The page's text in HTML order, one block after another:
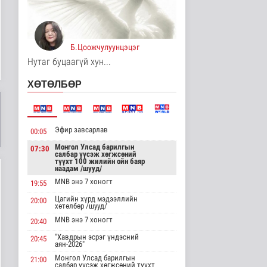
Явуулын төрийн
үйлчилгээгээр иргэд
жолооны болон..
Нийгэм
9 цаг 10 минутын өмнө
шин..
Танин мэдэхүй
9 цаг 21 минутын өмнө
зөвлөлийн даргаар
Н.Монсор д..
Нийгэм
9 цаг 25 минутын өмнө
АНУ полисиликон
бүтээгдэхүүнд 15
хувийн тариф но..
10 цаг 30 минутын өмнө
Торгоны замын цуваа
Б.Цоожчулуунцэцэг
Нутаг буцаагүй хун...
ХӨТӨЛБӨР
00:05 Эфир завсарлав
07:30
Монгол Улсад барилгын
салбар үүсэж хөгжсөний
түүхт 100 жилийн ойн баяр
наадам /шууд/
19:55
MNB энэ 7 хоногт
20:00
Цагийн хүрд мэдээллийн
хөтөлбөр /шууд/
20:40
MNB энэ 7 хоногт
20:45
"Хавдрын эсрэг үндэсний
аян-2026"
21:00
Монгол Улсад барилгын
салбар үүсэж хөгжсөний түүхт